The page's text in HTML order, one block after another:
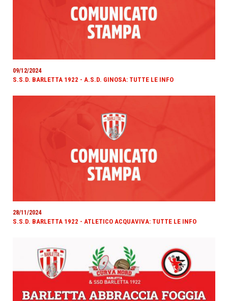
09/12/2024
S.S.D. BARLETTA 1922 - A.S.D. GINOSA: TUTTE LE INFO
28/11/2024
S.S.D. BARLETTA 1922 - ATLETICO ACQUAVIVA: TUTTE LE INFO